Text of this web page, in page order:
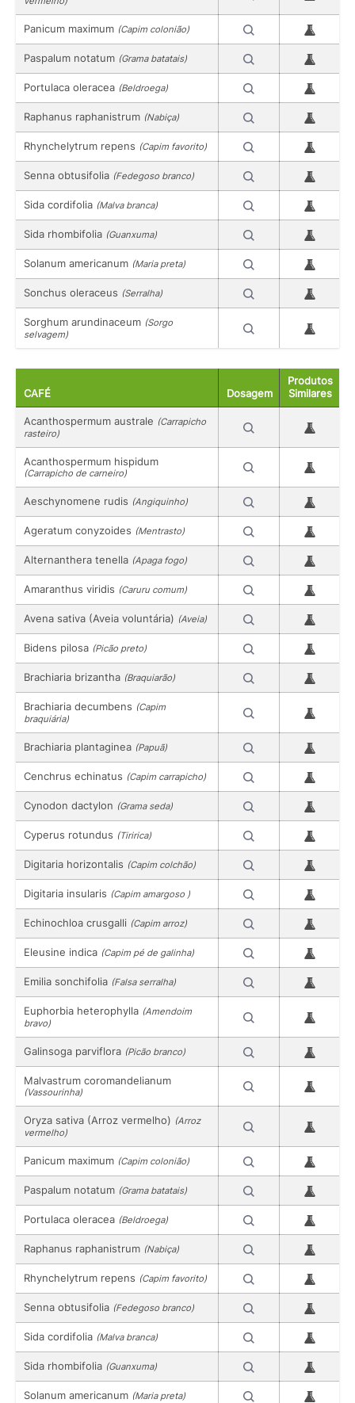
Panicum maximum (Capim colonião)
Paspalum notatum (Grama batatais)
Portulaca oleracea (Beldroega)
Raphanus raphanistrum (Nabiça)
Rhynchelytrum repens (Capim favorito)
Senna obtusifolia (Fedegoso branco)
Sida cordifolia (Malva branca)
Sida rhombifolia (Guanxuma)
Solanum americanum (Maria preta)
Sonchus oleraceus (Serralha)
Sorghum arundinaceum (Sorgo
selvagem)
CAFÉ Dosagem
Produtos
Similares
Acanthospermum australe (Carrapicho
rasteiro)
Acanthospermum hispidum
(Carrapicho de carneiro)
Aeschynomene rudis (Angiquinho)
Ageratum conyzoides (Mentrasto)
Alternanthera tenella (Apaga fogo)
Amaranthus viridis (Caruru comum)
Avena sativa (Aveia voluntária) (Aveia)
Bidens pilosa (Picão preto)
Brachiaria brizantha (Braquiarão)
Brachiaria decumbens (Capim
braquiária)
Brachiaria plantaginea (Papuã)
Cenchrus echinatus (Capim carrapicho)
Cynodon dactylon (Grama seda)
Cyperus rotundus (Tiririca)
Digitaria horizontalis (Capim colchão)
Digitaria insularis (Capim amargoso )
Echinochloa crusgalli (Capim arroz)
Eleusine indica (Capim pé de galinha)
Emilia sonchifolia (Falsa serralha)
Euphorbia heterophylla (Amendoim
bravo)
Galinsoga parviflora (Picão branco)
Malvastrum coromandelianum
(Vassourinha)
Oryza sativa (Arroz vermelho) (Arroz
vermelho)
Panicum maximum (Capim colonião)
Paspalum notatum (Grama batatais)
Portulaca oleracea (Beldroega)
Raphanus raphanistrum (Nabiça)
Rhynchelytrum repens (Capim favorito)
Senna obtusifolia (Fedegoso branco)
Sida cordifolia (Malva branca)
Sida rhombifolia (Guanxuma)
Solanum americanum (Maria preta)